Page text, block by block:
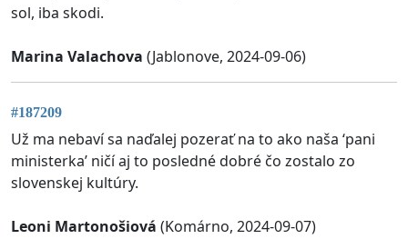
sol, iba skodi.
Marina Valachova (Jablonove, 2024-09-06)
#187209
Už ma nebaví sa naďalej pozerať na to ako naša ‘pani
ministerka’ ničí aj to posledné dobré čo zostalo zo
slovenskej kultúry.
Leoni Martonošiová (Komárno, 2024-09-07)